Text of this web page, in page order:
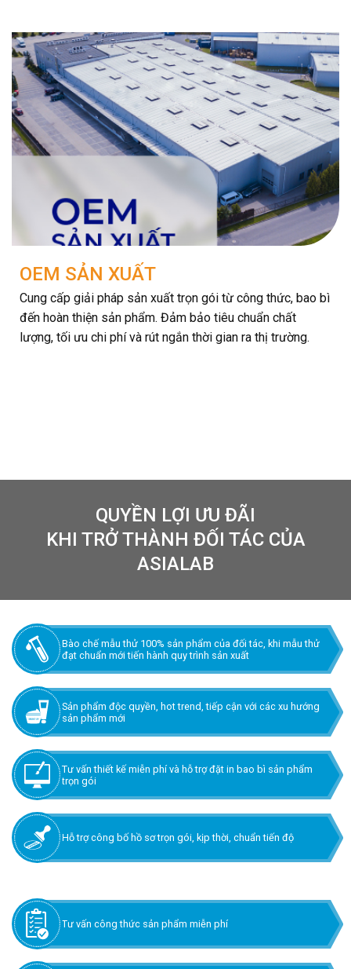
OEM SẢN XUẤT
Cung cấp giải pháp sản xuất trọn gói từ công thức, bao bì
đến hoàn thiện sản phẩm. Đảm bảo tiêu chuẩn chất
lượng, tối ưu chi phí và rút ngắn thời gian ra thị trường.
QUYỀN LỢI ƯU ĐÃI
KHI TRỞ THÀNH ĐỐI TÁC CỦA
ASIALAB
Bào chế mẫu thử 100% sản phẩm của đối tác, khi mẫu thử
đạt chuẩn mới tiến hành quy trình sản xuất
Sản phẩm độc quyền, hot trend, tiếp cận với các xu hướng
sản phẩm mới
Tư vấn thiết kế miễn phí và hỗ trợ đặt in bao bì sản phẩm
trọn gói
Hỗ trợ công bố hồ sơ trọn gói, kịp thời, chuẩn tiến độ
Tư vấn công thức sản phẩm miễn phí